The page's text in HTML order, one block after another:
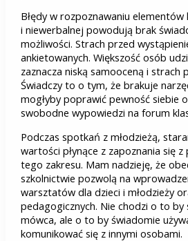
Błędy w rozpoznawaniu
i niewerbalnej powodują brak
możliwości. Strach przed
ankietowanych. Większość osób
zaznacza niską samooceną i strach
Świadczy to o tym, że brakuje
mogłyby poprawić pewność siebie
swobodne wypowiedzi na forum
Podczas spotkań z młodzieżą,
wartości płynące z zapoznania się
tego zakresu. Mam nadzieję, że
szkolnictwie pozwolą na
warsztatów dla dzieci i młodzieży
pedagogicznych. Nie chodzi o to by
mówca, ale o to by świadomie
komunikować się z innymi osobami.